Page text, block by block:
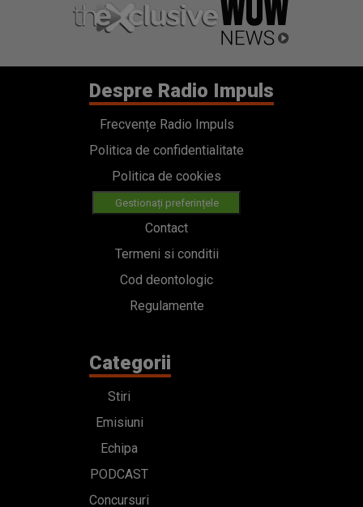
Despre Radio Impuls
Frecvențe Radio Impuls
Politica de confidentialitate
Politica de cookies
Gestionați preferințele
Contact
Termeni si conditii
Cod deontologic
Regulamente
Categorii
Stiri
Emisiuni
Echipa
PODCAST
Concursuri